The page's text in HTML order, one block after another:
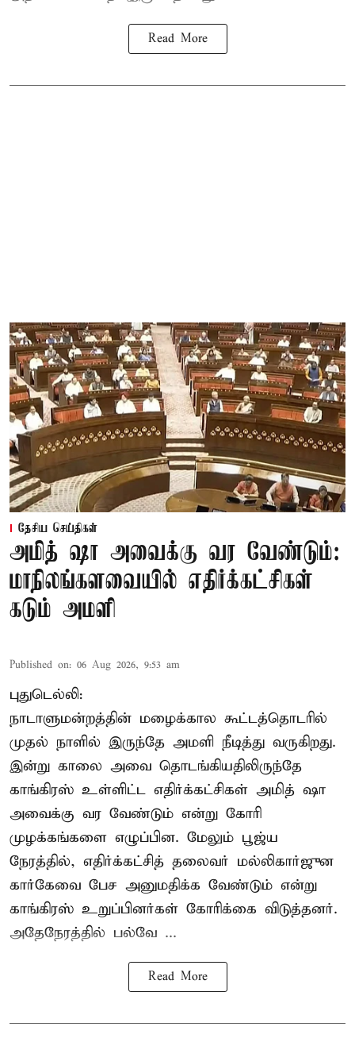
Read More
தேசிய செய்திகள்
அமித் ஷா அவைக்கு வர வேண்டும்:
மாநிலங்களவையில் எதிர்க்கட்சிகள்
கடும் அமளி
Published on: 06 Aug 2026, 9:53 am
புதுடெல்லி:
நாடாளுமன்றத்தின் மழைக்கால கூட்டத்தொடரில்
முதல் நாளில் இருந்தே அமளி நீடித்து வருகிறது.
இன்று காலை அவை தொடங்கியதிலிருந்தே
காங்கிரஸ் உள்ளிட்ட எதிர்க்கட்சிகள் அமித் ஷா
அவைக்கு வர வேண்டும் என்று கோரி
முழக்கங்களை எழுப்பின. மேலும் பூஜ்ய
நேரத்தில், எதிர்க்கட்சித் தலைவர் மல்லிகார்ஜுன
கார்கேவை பேச அனுமதிக்க வேண்டும் என்று
காங்கிரஸ் உறுப்பினர்கள் கோரிக்கை விடுத்தனர்.
அதேநேரத்தில் பல்வே ...
Read More